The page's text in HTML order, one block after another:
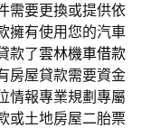
需要更換或提供依
擁有使用您的汽車
款了雲林機車借款
房屋貸款需要資金
情報專業規劃專屬
或土地房屋二胎票